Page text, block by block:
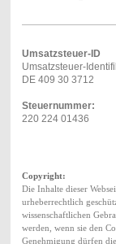
Umsatzsteuer-ID
Umsatzsteuer-
DE 409 30 3712
Steuernummer:
220 224 01436
Copyright:
Die Inhalte dieser
urheberrechtlich
wissenschaftlichen
werden, wenn sie den
Genehmigung dürfen